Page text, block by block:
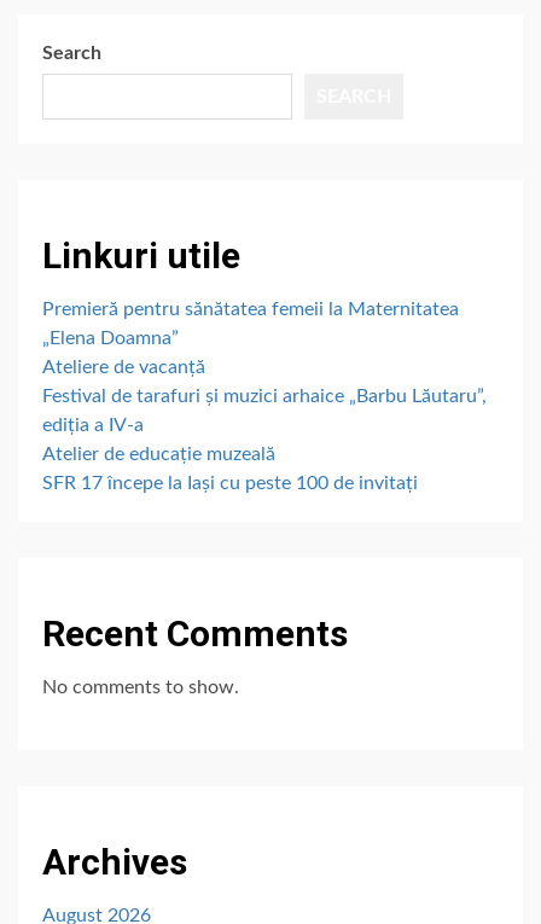
Search
Linkuri utile
Premieră pentru sănătatea femeii la Maternitatea
„Elena Doamna”
Ateliere de vacanță
Festival de tarafuri și muzici arhaice „Barbu Lăutaru”,
ediția a IV-a
Atelier de educație muzeală
SFR 17 începe la Iași cu peste 100 de invitați
Recent Comments
No comments to show.
Archives
August 2026